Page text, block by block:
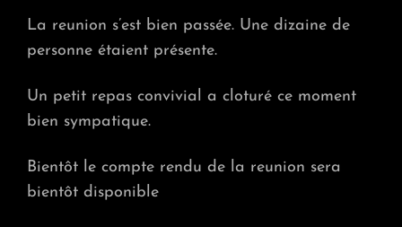
2012
La reunion s’est bien passée. Une dizaine de
personne étaient présente.
Un petit repas convivial a cloturé ce moment
bien sympatique.
Bientôt le compte rendu de la reunion sera
bientôt disponible